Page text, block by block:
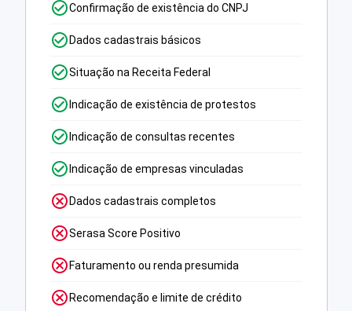
Confirmação de existência do CNPJ
Dados cadastrais básicos
Situação na Receita Federal
Indicação de existência de protestos
Indicação de consultas recentes
Indicação de empresas vinculadas
Dados cadastrais completos
Serasa Score Positivo
Faturamento ou renda presumida
Recomendação e limite de crédito